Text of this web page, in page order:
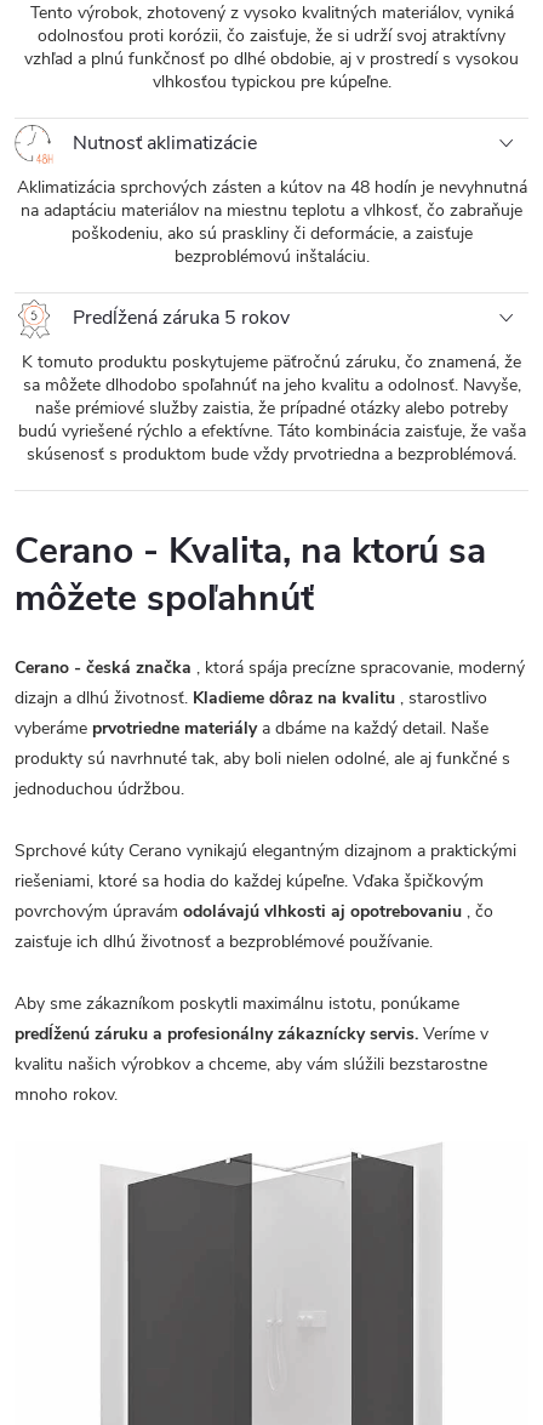
Tento výrobok, zhotovený z vysoko kvalitných materiálov, vyniká
odolnosťou proti korózii, čo zaisťuje, že si udrží svoj atraktívny
vzhľad a plnú funkčnosť po dlhé obdobie, aj v prostredí s vysokou
vlhkosťou typickou pre kúpeľne.
Nutnosť aklimatizácie
Aklimatizácia sprchových zásten a kútov na 48 hodín je nevyhnutná
na adaptáciu materiálov na miestnu teplotu a vlhkosť, čo zabraňuje
poškodeniu, ako sú praskliny či deformácie, a zaisťuje
bezproblémovú inštaláciu.
Predĺžená záruka 5 rokov
K tomuto produktu poskytujeme päťročnú záruku, čo znamená, že
sa môžete dlhodobo spoľahnúť na jeho kvalitu a odolnosť. Navyše,
naše prémiové služby zaistia, že prípadné otázky alebo potreby
budú vyriešené rýchlo a efektívne. Táto kombinácia zaisťuje, že vaša
skúsenosť s produktom bude vždy prvotriedna a bezproblémová.
Cerano - Kvalita, na ktorú sa
môžete spoľahnúť
Cerano - česká značka , ktorá spája precízne spracovanie, moderný
dizajn a dlhú životnosť. Kladieme dôraz na kvalitu , starostlivo
vyberáme prvotriedne materiálya dbáme na každý detail. Naše
produkty sú navrhnuté tak, aby boli nielen odolné, ale aj funkčné s
jednoduchou údržbou.
Sprchové kúty Cerano vynikajú elegantným dizajnom a praktickými
riešeniami, ktoré sa hodia do každej kúpeľne. Vďaka špičkovým
povrchovým úpravám odolávajú vlhkosti aj opotrebovaniu , čo
zaisťuje ich dlhú životnosť a bezproblémové používanie.
Aby sme zákazníkom poskytli maximálnu istotu, ponúkame
predĺženú záruku a profesionálny zákaznícky servis. Veríme v
kvalitu našich výrobkov a chceme, aby vám slúžili bezstarostne
mnoho rokov.